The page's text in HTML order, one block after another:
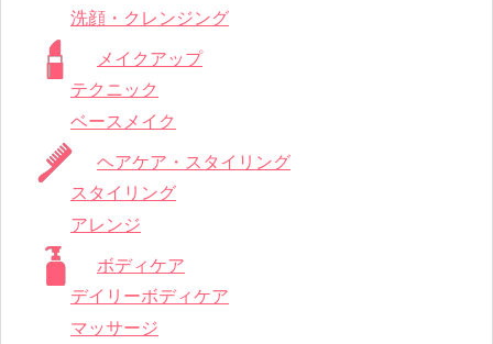
洗顔・クレンジング
メイクアップ
テクニック
ベースメイク
ヘアケア・スタイリング
スタイリング
アレンジ
ボディケア
デイリーボディケア
マッサージ